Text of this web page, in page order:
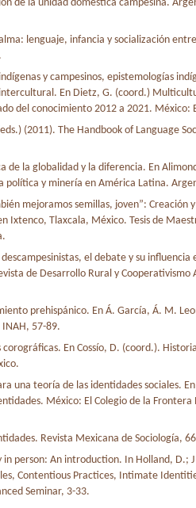
de la unidad doméstica campesina.
lenguaje, infancia y socialización
y campesinos, epistemologías
En Dietz, G. (coord.)
del conocimiento 2012 a 2021. México:
(2011). The Handbook of Language
de la globalidad y la diferencia. En
política y minería en América Latina.
mejoramos semillas, joven”: Creación
Ixtenco, Tlaxcala, México. Tesis de
el debate y su influencia
de Desarrollo Rural y Cooperativismo
prehispánico. En Á. García, Á. M.
57-89.
En Cossío, D. (coord.).
una teoría de las identidades sociales. En
México: El Colegio de la
Revista Mexicana de Sociología,
person: An introduction. In Holland, D.; J
Contentious Practices, Intimate
Seminar, 3-33.